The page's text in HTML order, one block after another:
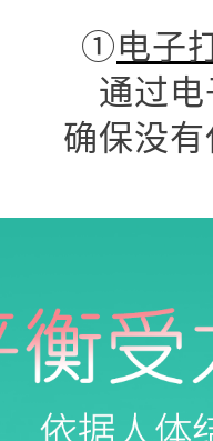
①电子
通过
确保没